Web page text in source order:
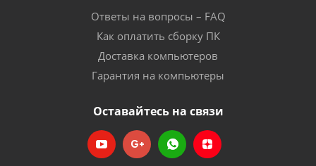
Ответы на вопросы – FAQ
Как оплатить сборку ПК
Доставка компьютеров
Гарантия на компьютеры
Оставайтесь на связи